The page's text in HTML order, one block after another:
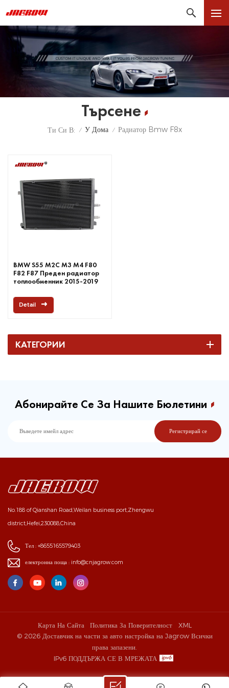
Търсене
Ти Си В: / У Дома / Радиатор Bmw F8x
BMW S55 M2C M3 M4 F80
F82 F87 Преден радиатор
топлообменник 2015-2019
Detail
КАТЕГОРИИ
Абонирайте Се За Нашите Бюлетини
No.188 of Qianshan Road,Weilan business port,Zhengwu
district,Hefei,230088,China
Тел : +8655165579403
електронна поща : info@cnjagrow.com
Карта На Сайта Политика За Поверителност
XML
© 2026 Доставчик на части за авто настройка на Jagrow Всички
права запазени.
IPv6 ПОДДЪРЖА СЕ В МРЕЖАТА